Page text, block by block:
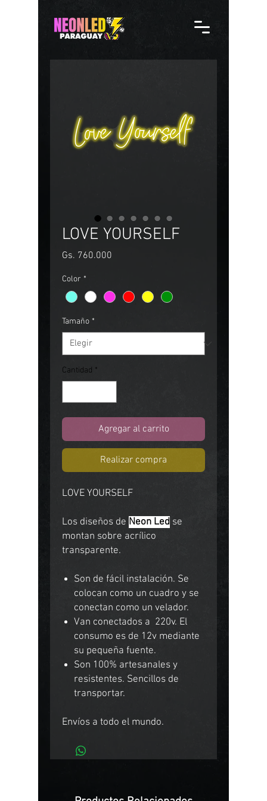
LOVE YOURSELF
Gs. 760.000
Color *
Tamaño *
Cantidad *
Agregar al carrito
Realizar compra
LOVE YOURSELF
Los diseños de Neon Led se
montan sobre acrílico
transparente.
Son de fácil instalación. Se
colocan como un cuadro y se
conectan como un velador.
Van conectados a 220v. El
consumo es de 12v mediante
su pequeña fuente.
Son 100% artesanales y
resistentes. Sencillos de
transportar.
Envíos a todo el mundo.